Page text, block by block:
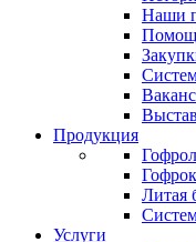
Наши
Продукция
Литая
Услуги